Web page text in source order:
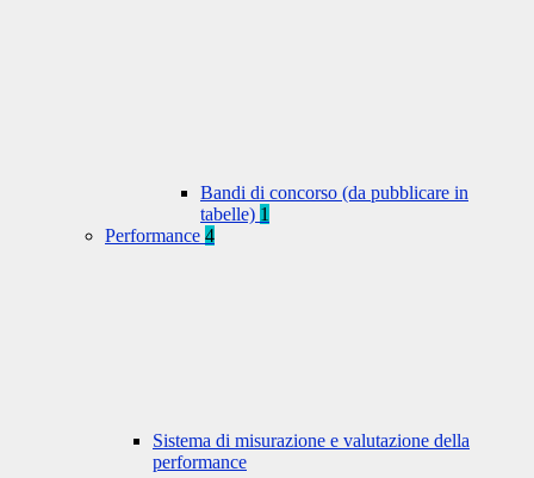
Bandi di concorso (da pubblicare in
tabelle) 1
Performance 4
Sistema di misurazione e valutazione della
performance